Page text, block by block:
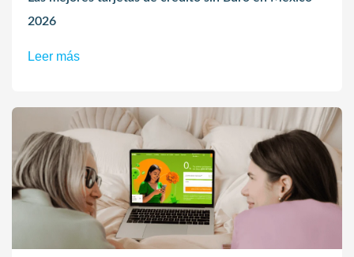
2026
Leer más